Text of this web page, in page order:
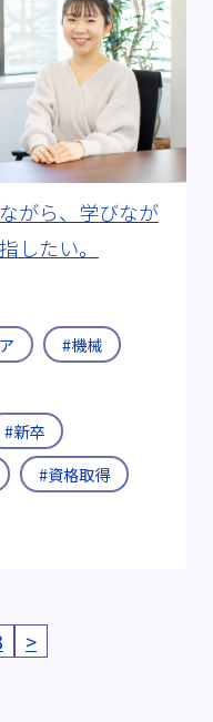
がら、学びなが
したい。
#機械
#新卒
#資格取得
>